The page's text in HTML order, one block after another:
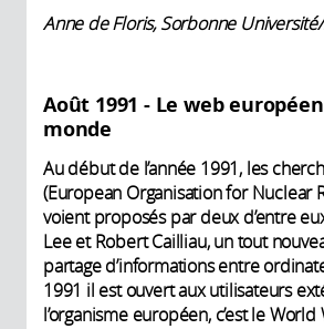
Anne de Floris, Sorbonne
Août 1991 - Le web
monde
Au début de l’année 1991, les
(European Organisation for Nuclear
voient proposés par deux d’entre
Lee et Robert Cailliau, un tout
partage d’informations entre
1991 il est ouvert aux utilisateurs
l’organisme européen, c’est le